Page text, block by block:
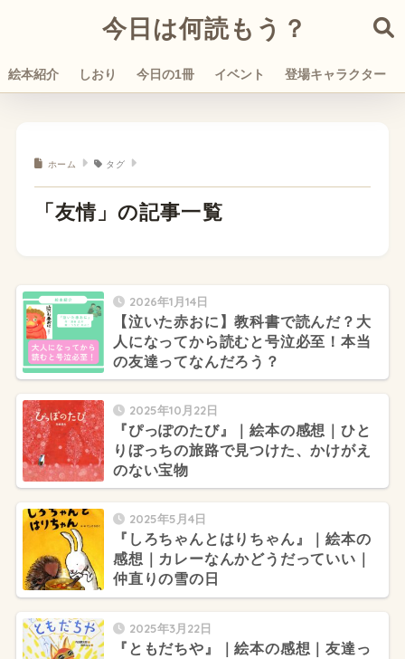
今日は何読もう？
絵本紹介 しおり 今日の1冊 イベント 登場キャラクター
ホーム タグ
「友情」の記事一覧
2026年1月14日
【泣いた赤おに】教科書で読んだ？大
人になってから読むと号泣必至！本当
の友達ってなんだろう？
2025年10月22日
『ぴっぽのたび』｜絵本の感想｜ひと
りぼっちの旅路で見つけた、かけがえ
のない宝物
2025年5月4日
『しろちゃんとはりちゃん』｜絵本の
感想｜カレーなんかどうだっていい｜
仲直りの雪の日
2025年3月22日
『ともだちや』｜絵本の感想｜友達っ